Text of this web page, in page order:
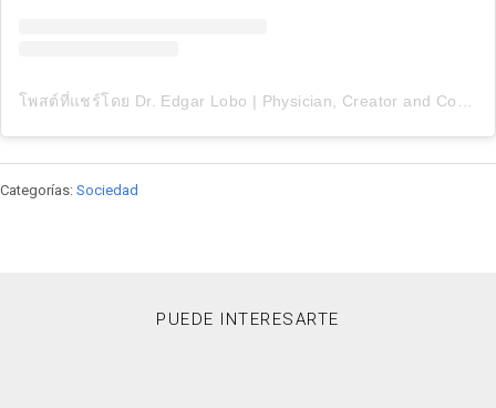
Categorías: Sociedad
PUEDE INTERESARTE